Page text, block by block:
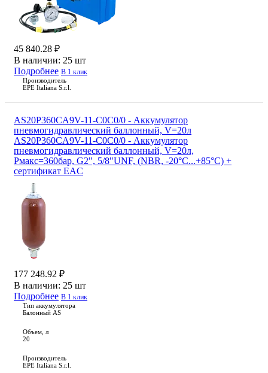
45 840.28 ₽
В наличии: 25 шт
Подробнее В 1 клик
Производитель
EPE Italiana S.r.l.
AS20P360CA9V-11-C0C0/0 - Аккумулятор
пневмогидравлический баллонный, V=20л
AS20P360CA9V-11-C0C0/0 - Аккумулятор
пневмогидравлический баллонный, V=20л,
Рмакс=360бар, G2", 5/8"UNF, (NBR, -20°С...+85°С) +
сертификат EAC
177 248.92 ₽
В наличии: 25 шт
Подробнее В 1 клик
Тип аккумулятора
Балонный AS
Объем, л
20
Производитель
EPE Italiana S.r.l.